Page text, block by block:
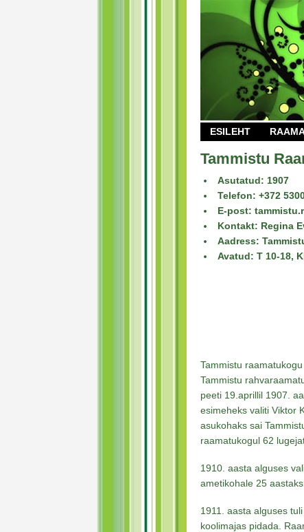
ESILEHT
Tammistu
Asutatud: 1907
Telefon: +372
E-post:
Kontakt: Regina
Aadress:
Avatud: T 10-18,
Tammistu
Tammistu
peeti 19.aprillil 1907.
esimeheks valiti Viktor
asukohaks sai
raamatukogul 62
1910. aasta alguses
ametikohale 25
1911. aasta alguses
koolimajas pidada.